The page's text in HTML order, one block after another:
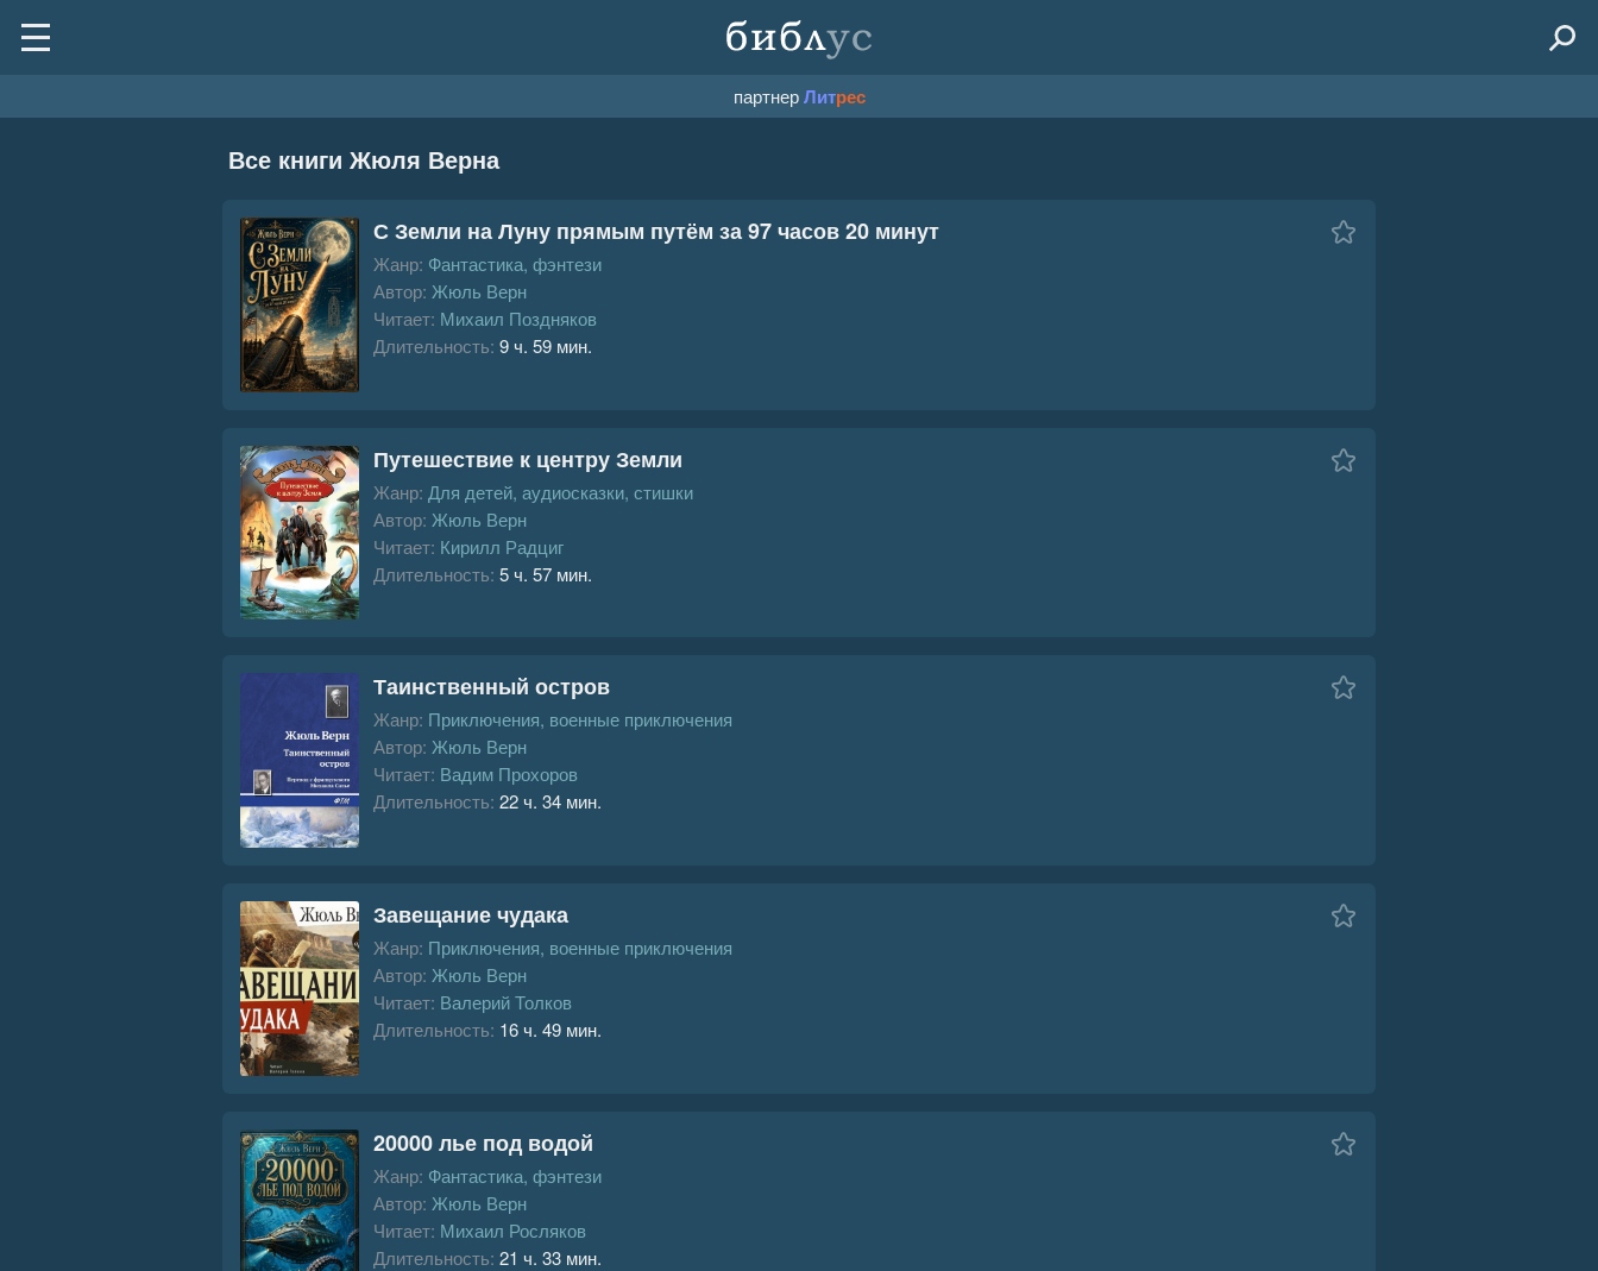
партнерЛитрес
Все книги Жюля Верна
С Земли на Луну прямым путём за 97 часов 20 минут
Жанр: Фантастика, фэнтези
Автор: Жюль Верн
Читает: Михаил Поздняков
Длительность: 9 ч. 59 мин.
Путешествие к центру Земли
Жанр: Для детей, аудиосказки, стишки
Автор: Жюль Верн
Читает: Кирилл Радциг
Длительность: 5 ч. 57 мин.
Таинственный остров
Жанр: Приключения, военные приключения
Автор: Жюль Верн
Читает: Вадим Прохоров
Длительность: 22 ч. 34 мин.
Завещание чудака
Жанр: Приключения, военные приключения
Автор: Жюль Верн
Читает: Валерий Толков
Длительность: 16 ч. 49 мин.
20000 лье под водой
Жанр: Фантастика, фэнтези
Автор: Жюль Верн
Читает: Михаил Росляков
Длительность: 21 ч. 33 мин.